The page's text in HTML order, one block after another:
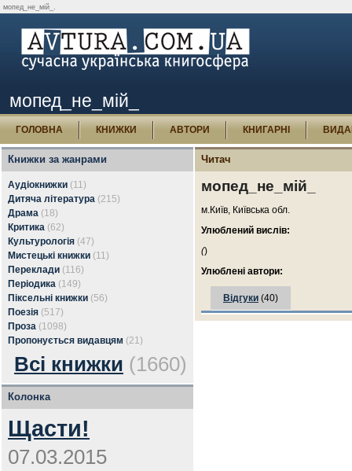
мопед_не_мій_.
мопед_не_мій_
ГОЛОВНА КНИЖКИ АВТОРИ КНИГАРНІ
Книжки за жанрами
Аудіокнижки (11)
Дитяча література (215)
Драма (18)
Критика (62)
Культурологія (47)
Мистецькі книжки (11)
Переклади (116)
Періодика (149)
Піксельні книжки (56)
Поезія (517)
Проза (1098)
Пропонується видавцям (21)
Всі книжки (1660)
Колонка
Щасти!
07.03.2015
Читач
мопед_не_мій_
м.Київ, Київська обл.
Улюблений вислів:
()
Улюблені автори:
Відгуки (40)